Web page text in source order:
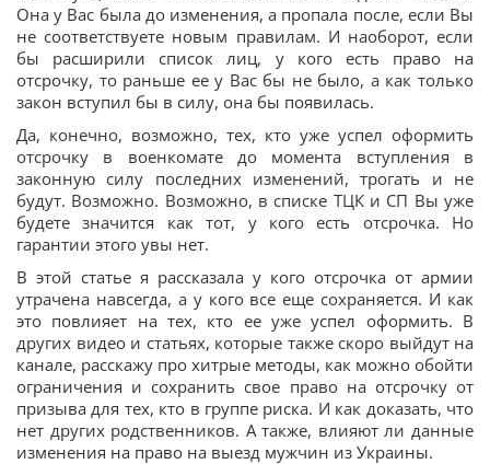
Она у Вас была до изменения, а пропала после, если Вы
не соответствуете новым правилам. И наоборот, если
бы расширили список лиц, у кого есть право на
отсрочку, то раньше ее у Вас бы не было, а как только
закон вступил бы в силу, она бы появилась.
Да, конечно, возможно, тех, кто уже успел оформить
отсрочку в военкомате до момента вступления в
законную силу последних изменений, трогать и не
будут. Возможно. Возможно, в списке ТЦК и СП Вы уже
будете значится как тот, у кого есть отсрочка. Но
гарантии этого увы нет.
В этой статье я рассказала у кого отсрочка от армии
утрачена навсегда, а у кого все еще сохраняется. И как
это повлияет на тех, кто ее уже успел оформить. В
других видео и статьях, которые также скоро выйдут на
канале, расскажу про хитрые методы, как можно обойти
ограничения и сохранить свое право на отсрочку от
призыва для тех, кто в группе риска. И как доказать, что
нет других родственников. А также, влияют ли данные
изменения на право на выезд мужчин из Украины.